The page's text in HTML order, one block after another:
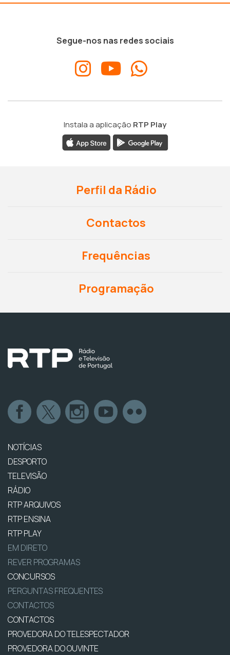
Segue-nos nas redes sociais
Instala a aplicação RTP Play
Perfil da Rádio
Contactos
Frequências
Programação
NOTÍCIAS
DESPORTO
TELEVISÃO
RÁDIO
RTP ARQUIVOS
RTP ENSINA
RTP PLAY
EM DIRETO
REVER PROGRAMAS
CONCURSOS
PERGUNTAS FREQUENTES
CONTACTOS
CONTACTOS
PROVEDORA DO TELESPECTADOR
PROVEDORA DO OUVINTE